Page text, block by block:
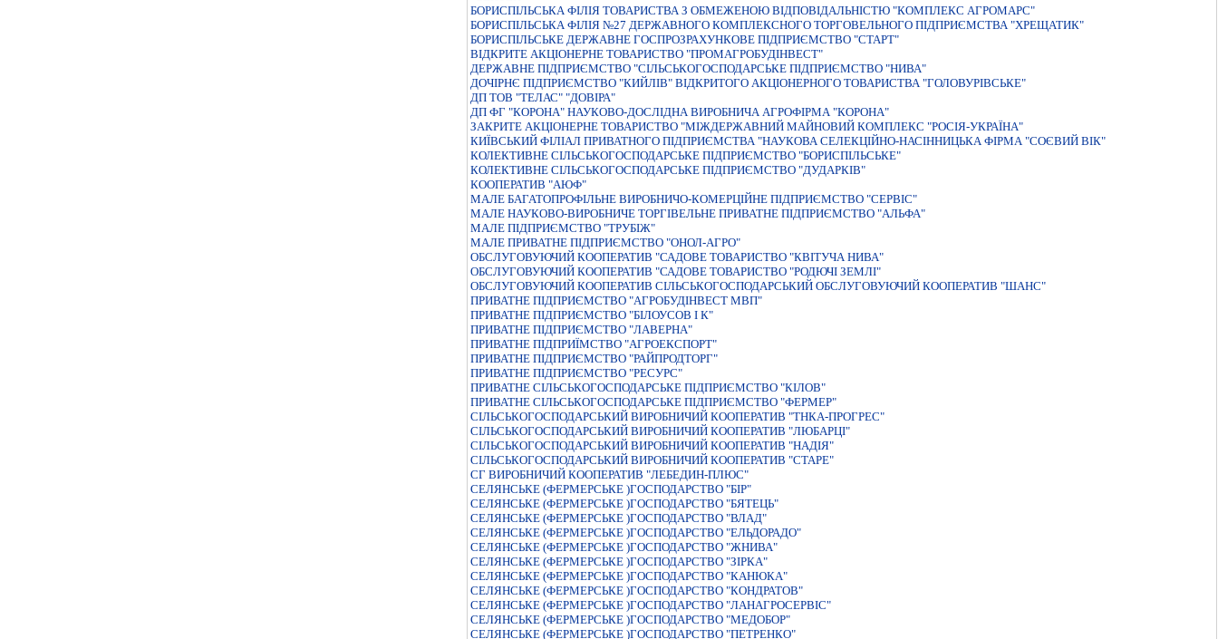
БОРИСПIЛЬСЬКА ФIЛIЯ ТОВАРИСТВА З ОБМЕЖЕНОЮ ВIДПОВIДАЛЬНIСТЮ "КОМПЛЕКС АГРОМАРС"
БОРИСПIЛЬСЬКА ФIЛIЯ №27 ДЕРЖАВНОГО КОМПЛЕКСНОГО ТОРГОВЕЛЬНОГО ПIДПРИЄМСТВА "ХРЕЩАТИК"
БОРИСПІЛЬСЬКЕ ДЕРЖАВНЕ ГОСПРОЗРАХУНКОВЕ ПІДПРИЄМСТВО "СТАРТ"
ВIДКРИТЕ АКЦIОНЕРНЕ ТОВАРИСТВО "ПРОМАГРОБУДIНВЕСТ"
ДЕРЖАВНЕ ПIДПРИЄМСТВО "СIЛЬСЬКОГОСПОДАРСЬКЕ ПIДПРИЄМСТВО "НИВА"
ДОЧIРНЄ ПIДПРИЄМСТВО "КИЙЛIВ" ВIДКРИТОГО АКЦIОНЕРНОГО ТОВАРИСТВА "ГОЛОВУРIВСЬКЕ"
ДП ТОВ "ТЕЛАС" "ДОВІРА"
ДП ФГ "КОРОНА" НАУКОВО-ДОСЛІДНА ВИРОБНИЧА АГРОФІРМА "КОРОНА"
ЗАКРИТЕ АКЦIОНЕРНЕ ТОВАРИСТВО "МIЖДЕРЖАВНИЙ МАЙНОВИЙ КОМПЛЕКС "РОСIЯ-УКРАЇНА"
КИЇВСЬКИЙ ФIЛIАЛ ПРИВАТНОГО ПIДПРИЄМСТВА "НАУКОВА СЕЛЕКЦIЙНО-НАСIННИЦЬКА ФIРМА "СОЄВИЙ ВIК"
КОЛЕКТИВНЕ СIЛЬСЬКОГОСПОДАРСЬКЕ ПIДПРИЄМСТВО "БОРИСПIЛЬСЬКЕ"
КОЛЕКТИВНЕ СIЛЬСЬКОГОСПОДАРСЬКЕ ПIДПРИЄМСТВО "ДУДАРКIВ"
КООПЕРАТИВ "АЮФ"
МАЛЕ БАГАТОПРОФIЛЬНЕ ВИРОБНИЧО-КОМЕРЦIЙНЕ ПIДПРИЄМСТВО "СЕРВIС"
МАЛЕ НАУКОВО-ВИРОБНИЧЕ ТОРГIВЕЛЬНЕ ПРИВАТНЕ ПIДПРИЄМСТВО "АЛЬФА"
МАЛЕ ПIДПРИЄМСТВО "ТРУБIЖ"
МАЛЕ ПРИВАТНЕ ПІДПРИЄМСТВО "ОНОЛ-АГРО"
ОБСЛУГОВУЮЧИЙ КООПЕРАТИВ "САДОВЕ ТОВАРИСТВО "КВІТУЧА НИВА"
ОБСЛУГОВУЮЧИЙ КООПЕРАТИВ "САДОВЕ ТОВАРИСТВО "РОДЮЧІ ЗЕМЛІ"
ОБСЛУГОВУЮЧИЙ КООПЕРАТИВ СІЛЬСЬКОГОСПОДАРСЬКИЙ ОБСЛУГОВУЮЧИЙ КООПЕРАТИВ "ШАНС"
ПРИВАТНЕ ПIДПРИЄМСТВО "АГРОБУДIНВЕСТ МВП"
ПРИВАТНЕ ПIДПРИЄМСТВО "БIЛОУСОВ I К"
ПРИВАТНЕ ПIДПРИЄМСТВО "ЛАВЕРНА"
ПРИВАТНЕ ПIДПРИЇМСТВО "АГРОЕКСПОРТ"
ПРИВАТНЕ ПІДПРИЄМСТВО "РАЙПРОДТОРГ"
ПРИВАТНЕ ПІДПРИЄМСТВО "РЕСУРС"
ПРИВАТНЕ СIЛЬСЬКОГОСПОДАРСЬКЕ ПIДПРИЄМСТВО "КIЛОВ"
ПРИВАТНЕ СIЛЬСЬКОГОСПОДАРСЬКЕ ПIДПРИЄМСТВО "ФЕРМЕР"
СIЛЬСЬКОГОСПОДАРСЬКИЙ ВИРОБНИЧИЙ КООПЕРАТИВ "ТНКА-ПРОГРЕС"
СІЛЬСЬКОГОСПОДАРСЬКИЙ ВИРОБНИЧИЙ КООПЕРАТИВ "ЛЮБАРЦІ"
СІЛЬСЬКОГОСПОДАРСЬКИЙ ВИРОБНИЧИЙ КООПЕРАТИВ "НАДІЯ"
СІЛЬСЬКОГОСПОДАРСЬКИЙ ВИРОБНИЧИЙ КООПЕРАТИВ "СТАРЕ"
СГ ВИРОБНИЧИЙ КООПЕРАТИВ "ЛЕБЕДИН-ПЛЮС"
СЕЛЯНСЬКЕ (ФЕРМЕРСЬКЕ )ГОСПОДАРСТВО "БІР"
СЕЛЯНСЬКЕ (ФЕРМЕРСЬКЕ )ГОСПОДАРСТВО "БЯТЕЦЬ"
СЕЛЯНСЬКЕ (ФЕРМЕРСЬКЕ )ГОСПОДАРСТВО "ВЛАД"
СЕЛЯНСЬКЕ (ФЕРМЕРСЬКЕ )ГОСПОДАРСТВО "ЕЛЬДОРАДО"
СЕЛЯНСЬКЕ (ФЕРМЕРСЬКЕ )ГОСПОДАРСТВО "ЖНИВА"
СЕЛЯНСЬКЕ (ФЕРМЕРСЬКЕ )ГОСПОДАРСТВО "ЗIРКА"
СЕЛЯНСЬКЕ (ФЕРМЕРСЬКЕ )ГОСПОДАРСТВО "КАНЮКА"
СЕЛЯНСЬКЕ (ФЕРМЕРСЬКЕ )ГОСПОДАРСТВО "КОНДРАТОВ"
СЕЛЯНСЬКЕ (ФЕРМЕРСЬКЕ )ГОСПОДАРСТВО "ЛАНАГРОСЕРВIС"
СЕЛЯНСЬКЕ (ФЕРМЕРСЬКЕ )ГОСПОДАРСТВО "МЕДОБОР"
СЕЛЯНСЬКЕ (ФЕРМЕРСЬКЕ )ГОСПОДАРСТВО "ПЕТРЕНКО"